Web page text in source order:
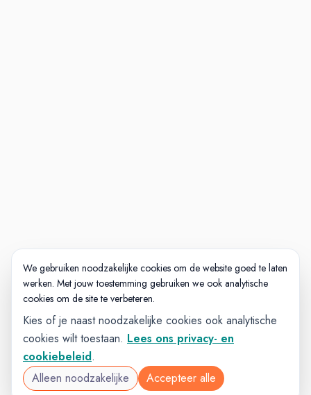
We gebruiken noodzakelijke cookies om de website goed te laten
werken. Met jouw toestemming gebruiken we ook analytische
cookies om de site te verbeteren.
Kies of je naast noodzakelijke cookies ook analytische
cookies wilt toestaan. Lees ons privacy- en
cookiebeleid.
Alleen noodzakelijke
Accepteer alle